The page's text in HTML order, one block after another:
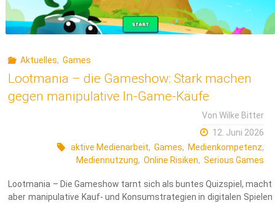
Aktuelles, Games
Lootmania – die Gameshow: Stark machen
gegen manipulative In-Game-Käufe
Von Wilke Bitter
12. Juni 2026
aktive Medienarbeit, Games, Medienkompetenz,
Mediennutzung, Online Risiken, Serious Games
Lootmania – Die Gameshow tarnt sich als buntes Quizspiel, macht
aber manipulative Kauf- und Konsumstrategien in digitalen Spielen